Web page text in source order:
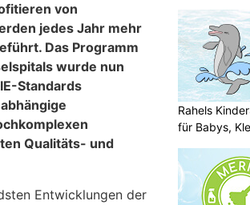
von
jedes Jahr mehr
Das Programm
wurde nun
Standards
Qualitäts- und
Entwicklungen der
Rahels
für Babys,